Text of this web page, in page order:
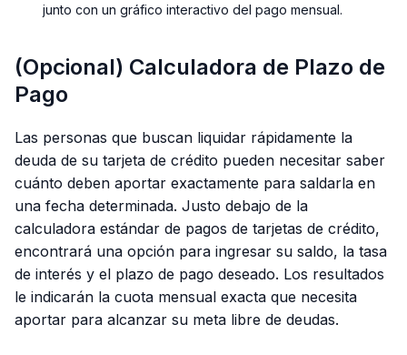
junto con un gráfico interactivo del pago mensual.
(Opcional) Calculadora de Plazo de
Pago
Las personas que buscan liquidar rápidamente la
deuda de su tarjeta de crédito pueden necesitar saber
cuánto deben aportar exactamente para saldarla en
una fecha determinada. Justo debajo de la
calculadora estándar de pagos de tarjetas de crédito,
encontrará una opción para ingresar su saldo, la tasa
de interés y el plazo de pago deseado. Los resultados
le indicarán la cuota mensual exacta que necesita
aportar para alcanzar su meta libre de deudas.